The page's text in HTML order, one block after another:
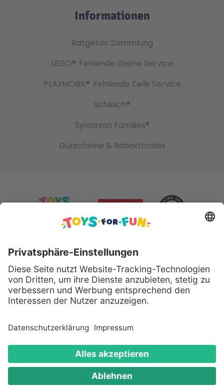
Informationen
Ratgeber Sammlung
LEGO® Fehlende Steine Service
PLAYMOBIL® Fehlende Teile Service
Schleich®
Sylvanian Families®
Gutscheine & Rabattcodes
Sicher bezahlen mit:
Alle genannten Produkte und Logos sind eingetragene
Warenzeichen der jeweiligen Hersteller.
Copyright © 2008 - 2026 Toys for Fun GmbH - Alle
Rechte vorbehalten